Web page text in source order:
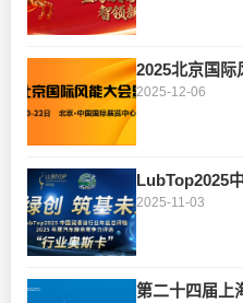
2025北京国际
2025-12-06
LubTop2025
2025-11-03
第二十四届上